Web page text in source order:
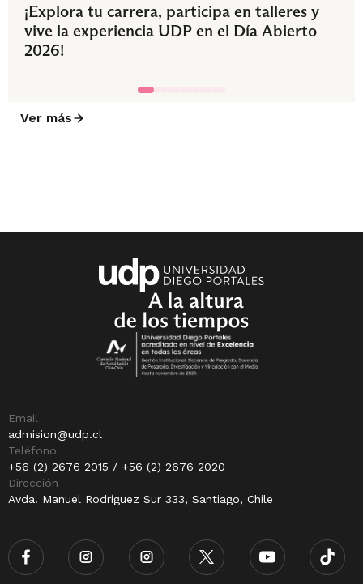
¡Explora tu carrera, participa en talleres y
vive la experiencia UDP en el Día Abierto
2026!
Ver más
Email
admision@udp.cl
Teléfono
+56 (2) 2676 2015 / +56 (2) 2676 2020
Dirección
Avda. Manuel Rodríguez Sur 333, Santiago, Chile